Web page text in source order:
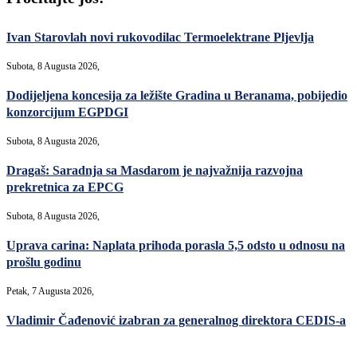
Ivan Starovlah novi rukovodilac Termoelektrane Pljevlja
Subota, 8 Augusta 2026,
Dodijeljena koncesija za ležište Gradina u Beranama, pobijedio
konzorcijum EGPDGI
Subota, 8 Augusta 2026,
Dragaš: Saradnja sa Masdarom je najvažnija razvojna
prekretnica za EPCG
Subota, 8 Augusta 2026,
Uprava carina: Naplata prihoda porasla 5,5 odsto u odnosu na
prošlu godinu
Petak, 7 Augusta 2026,
Vladimir Čađenović izabran za generalnog direktora CEDIS-a